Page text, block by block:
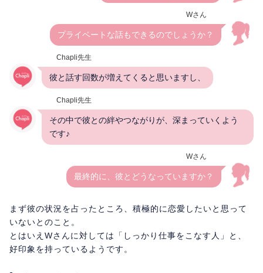
Wさん
プライベートな話もできるのでしょうか？
Chapli先生
彼と話す回数が増えてくると思いますし、
Chapli先生
その中で彼との絆やつながりが、深まっていくよう
です♪
Wさん
最終的に、彼とどうなっていますか？
まず彼の状況を占ったところ、積極的に恋愛したいと思って
いないとのこと。
とはいえWさんに対しては「しっかり仕事をこなす人」と、
好印象を持っているようです。